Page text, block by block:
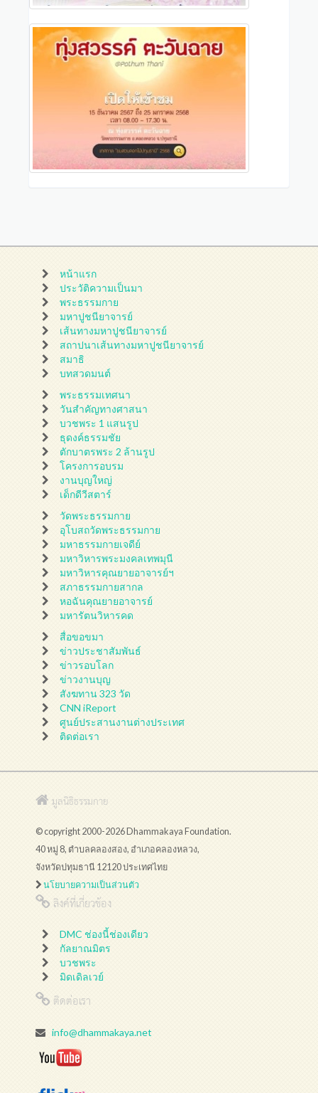
หน้าแรก
ประวัติความเป็นมา
พระธรรมกาย
มหาปูชนียาจารย์
เส้นทางมหาปูชนียาจารย์
สถาปนาเส้นทางมหาปูชนียาจารย์
สมาธิ
บทสวดมนต์
พระธรรมเทศนา
วันสำคัญทางศาสนา
บวชพระ 1 แสนรูป
ธุดงค์ธรรมชัย
ตักบาตรพระ 2 ล้านรูป
โครงการอบรม
งานบุญใหญ่
เด็กดีวีสตาร์
วัดพระธรรมกาย
อุโบสถวัดพระธรรมกาย
มหาธรรมกายเจดีย์
มหาวิหารพระมงคลเทพมุนี
มหาวิหารคุณยายอาจารย์ฯ
สภาธรรมกายสากล
หอฉันคุณยายอาจารย์
มหารัตนวิหารคด
สื่อขอขมา
ข่าวประชาสัมพันธ์
ข่าวรอบโลก
ข่าวงานบุญ
สังฆทาน 323 วัด
CNN iReport
ศูนย์ประสานงานต่างประเทศ
ติดต่อเรา
มูลนิธิธรรมกาย
© copyright 2000-2026 Dhammakaya Foundation.
40 หมู่ 8, ตำบลคลองสอง, อำเภอคลองหลวง,
จังหวัดปทุมธานี 12120 ประเทศไทย
นโยบายความเป็นส่วนตัว
ลิงค์ที่เกี่ยวข้อง
DMC ช่องนี้ช่องเดียว
กัลยาณมิตร
บวชพระ
มิดเดิลเวย์
ติดต่อเรา
info@dhammakaya.net